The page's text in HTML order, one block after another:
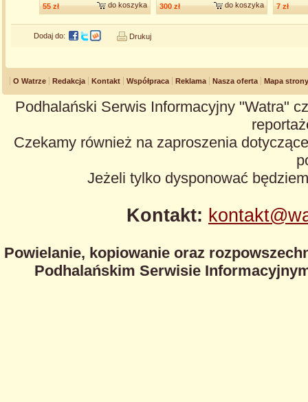
55 zł do koszyka 300 zł do koszyka 7 zł
Dodaj do: Drukuj
O Watrze Redakcja Kontakt Współpraca Reklama Nasza oferta Mapa strony
Podhalański Serwis Informacyjny "Watra"
Czekamy również na zaproszenia
Jeżeli tylko dysponować
Kontakt:
Powielanie, kopiowanie oraz
Podhalańskim Serwisie